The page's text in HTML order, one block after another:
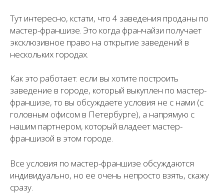
Тут интересно, кстати, что 4 заведения проданы по
мастер-франшизе. Это когда франчайзи получает
эксклюзивное право на открытие заведений в
нескольких городах.
Как это работает: если вы хотите построить
заведение в городе, который выкуплен по мастер-
франшизе, то вы обсуждаете условия не с нами (с
головным офисом в Петербурге), а напрямую с
нашим партнером, который владеет мастер-
франшизой в этом городе.
Все условия по мастер-франшизе обсуждаются
индивидуально, но ее очень непросто взять, скажу
сразу.